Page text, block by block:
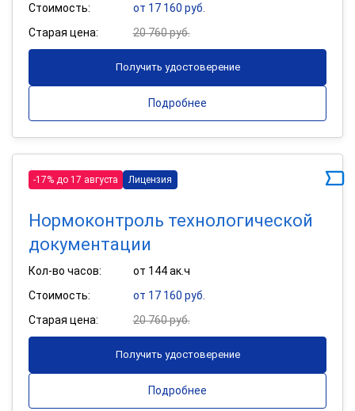
Стоимость:
от 17 160 руб.
Старая цена:
20 760 руб.
Получить удостоверение
Подробнее
-17% до 17 августа Лицензия
Нормоконтроль технологической
документации
Кол-во часов:
от 144 ак.ч
Стоимость:
от 17 160 руб.
Старая цена:
20 760 руб.
Получить удостоверение
Подробнее